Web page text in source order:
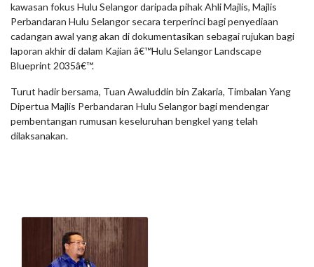
kawasan fokus Hulu Selangor daripada pihak Ahli Majlis, Majlis
Perbandaran Hulu Selangor secara terperinci bagi penyediaan
cadangan awal yang akan di dokumentasikan sebagai rujukan bagi
laporan akhir di dalam Kajian â€™Hulu Selangor Landscape
Blueprint 2035â€™.
Turut hadir bersama, Tuan Awaluddin bin Zakaria, Timbalan Yang
Dipertua Majlis Perbandaran Hulu Selangor bagi mendengar
pembentangan rumusan keseluruhan bengkel yang telah
dilaksanakan.